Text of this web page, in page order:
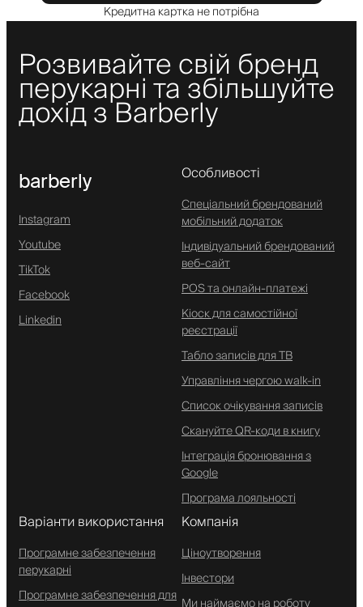
Кредитна картка не потрібна
Розвивайте свій бренд
перукарні та збільшуйте
дохід з Barberly
barberly
Instagram
Youtube
TikTok
Facebook
Linkedin
Особливості
Спеціальний брендований
мобільний додаток
Індивідуальний брендований
веб-сайт
POS та онлайн-платежі
Кіоск для самостійної
реєстрації
Табло записів для ТВ
Управління чергою walk-in
Список очікування записів
Скануйте QR-коди в книгу
Інтеграція бронювання з
Google
Програма лояльності
Варіанти використання
Програмне забезпечення
перукарні
Програмне забезпечення для
Компанія
Ціноутворення
Інвестори